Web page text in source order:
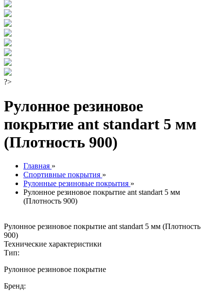
?>
Рулонное резиновое
покрытие ant standart 5 мм
(Плотность 900)
Главная »
Спортивные покрытия »
Рулонные резиновые покрытия »
Рулонное резиновое покрытие ant standart 5 мм
(Плотность 900)
Рулонное резиновое покрытие ant standart 5 мм (Плотность
900)
Технические характеристики
Тип:
Рулонное резиновое покрытие
Бренд: